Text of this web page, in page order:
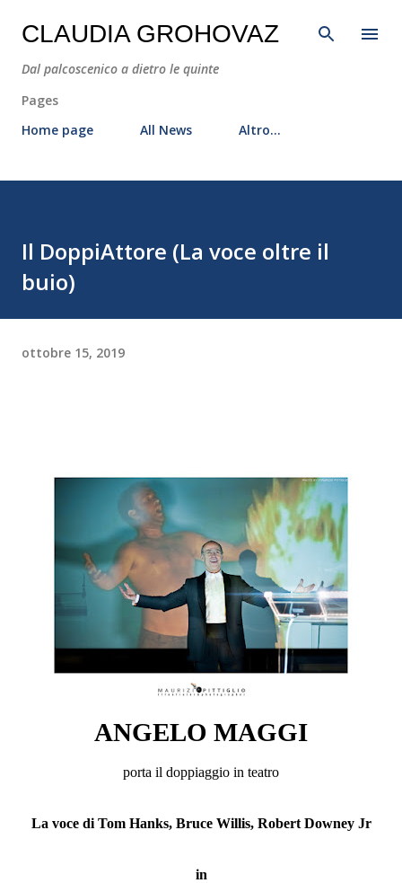
Passa ai contenuti principali
CLAUDIA GROHOVAZ
Dal palcoscenico a dietro le quinte
Pages
Home page
All News Altro…
Il DoppiAttore (La voce oltre il
buio)
ottobre 15, 2019
ANGELO MAGGI
porta il doppiaggio in teatro
La voce di Tom Hanks, Bruce Willis, Robert Downey Jr
in